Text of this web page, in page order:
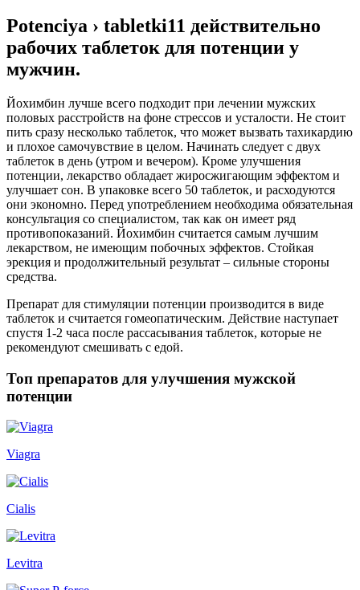
Potenciya › tabletki11 действительно
рабочих таблеток для потенции у
мужчин.
Йохимбин лучше всего подходит при лечении мужских
половых расстройств на фоне стрессов и усталости. Не стоит
пить сразу несколько таблеток, что может вызвать тахикардию
и плохое самочувствие в целом. Начинать следует с двух
таблеток в день (утром и вечером). Кроме улучшения
потенции, лекарство обладает жиросжигающим эффектом и
улучшает сон. В упаковке всего 50 таблеток, и расходуются
они экономно. Перед употреблением необходима обязательная
консультация со специалистом, так как он имеет ряд
противопоказаний. Йохимбин считается самым лучшим
лекарством, не имеющим побочных эффектов. Стойкая
эрекция и продолжительный результат – сильные стороны
средства.
Препарат для стимуляции потенции производится в виде
таблеток и считается гомеопатическим. Действие наступает
спустя 1-2 часа после рассасывания таблеток, которые не
рекомендуют смешивать с едой.
Топ препаратов для улучшения мужской
потенции
Viagra
Cialis
Levitra